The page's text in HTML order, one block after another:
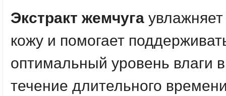
Экстракт жемчуга увлажняет
кожу и помогает
оптимальный уровень влаги в
течение длительного